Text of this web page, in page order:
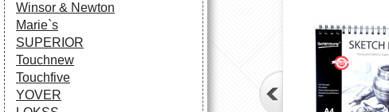
Winsor & Newton
Marie`s
SUPERIOR
Touchnew
Touchfive
YOVER